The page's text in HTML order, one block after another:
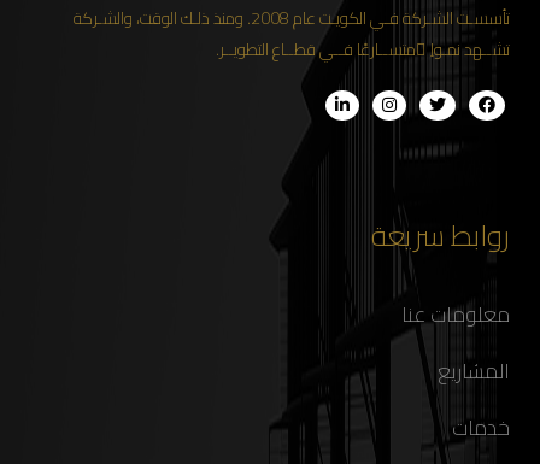
تأسسـت الشـركة فـي الكويـت عام 2008. ومنذ ذلـك الوقت، والشـركة
تشــهد نمـواِ ًمتســارعًا فــي قطــاع التطويــر.
روابط سريعة
معلومات عنا
المشاريع
خدمات